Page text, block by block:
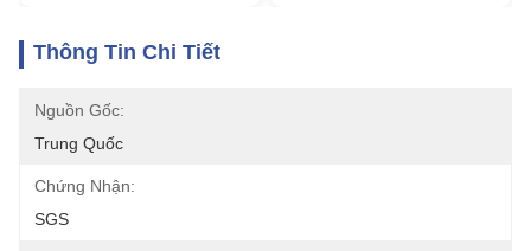
Thông Tin Chi Tiết
Nguồn Gốc:
Trung Quốc
Chứng Nhận:
SGS